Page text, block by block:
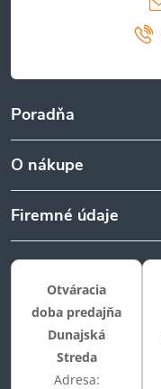
Poradňa
O nákupe
Firemné údaje
Otváracia
doba predajňa
Dunajská
Streda
Adresa: